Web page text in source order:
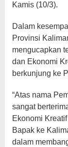
Kamis (10/3).
Dalam
Provinsi
mengucapkan
dan Ekonomi
berkunjung ke
“Atas nama
sangat
Ekonomi
Bapak ke
dalam